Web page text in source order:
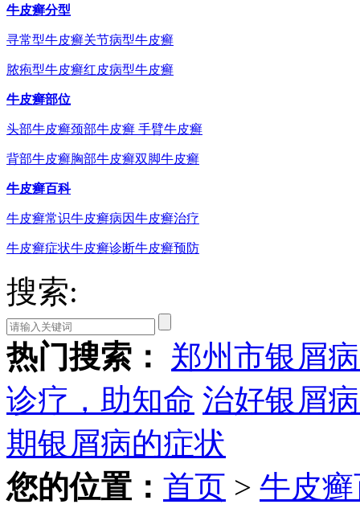
牛皮癣分型
寻常型牛皮癣关节病型牛皮癣
脓疱型牛皮癣红皮病型牛皮癣
牛皮癣部位
头部牛皮癣颈部牛皮癣 手臂牛皮癣
背部牛皮癣胸部牛皮癣双脚牛皮癣
牛皮癣百科
牛皮癣常识牛皮癣病因牛皮癣治疗
牛皮癣症状牛皮癣诊断牛皮癣预防
搜索:
热门搜索：
郑州市银屑
诊疗，助知命 治好银屑
期银屑病的症状
您的位置： 首页 > 牛皮